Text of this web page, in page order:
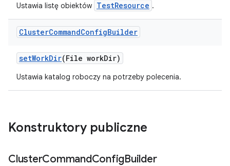
Ustawia listę obiektów TestResource .
ClusterCommandConfigBuilder
setWorkDir(File workDir)
Ustawia katalog roboczy na potrzeby polecenia.
Konstruktory publiczne
ClusterCommandConfigBuilder